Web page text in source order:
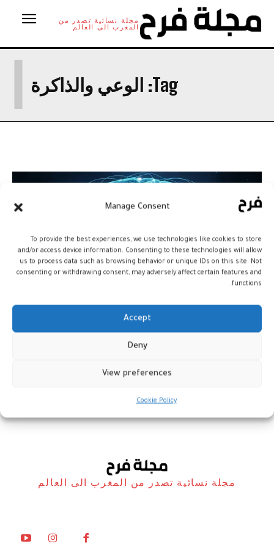
Manage Consent
To provide the best experiences, we use technologies like cookies to store
and/or access device information. Consenting to these technologies will allow
us to process data such as browsing behavior or unique IDs on this site. Not
consenting or withdrawing consent, may adversely affect certain features and
functions.
Accept
Deny
View preferences
Cookie Policy
مجلة نسائية تصدر من
المغرب الى العالم
Tag: الوعي والذاكرة
مخ الإنسان يواصل التعلم حتى أثناء
مجلة نسائية تصدر من المغرب الى العالم